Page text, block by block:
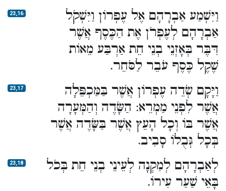
23,16
וַיִּשְׁמַע אַבְרָהָם אֶל עֶפְרוֹן וַיִּשְׁקֹל
אַבְרָהָם לְעֶפְרֹן אֶת הַכֶּסֶף אֲשֶׁר
דִּבֶּר בְּאָזְנֵי בְנֵי חֵת אַרְבַּע מֵאוֹת
שֶׁקֶל כֶּסֶף עֹבֵר לַסֹּחֵר.
23,17
וַיָּקָם שְׂדֵה עֶפְרוֹן אֲשֶׁר בַּמַּכְפֵּלָה
אֲשֶׁר לִפְנֵי מַמְרֵא: הַשָּׂדֶה וְהַמְּעָרָה
אֲשֶׁר בּוֹ וְכָל הָעֵץ אֲשֶׁר בַּשָּׂדֶה אֲשֶׁר
בְּכָל גְּבֻלוֹ סָבִיב.
23,18
לְאַבְרָהָם לְמִקְנָה לְעֵינֵי בְנֵי חֵת בְּכֹל
בָּאֵי שַׁעַר עִירוֹ.